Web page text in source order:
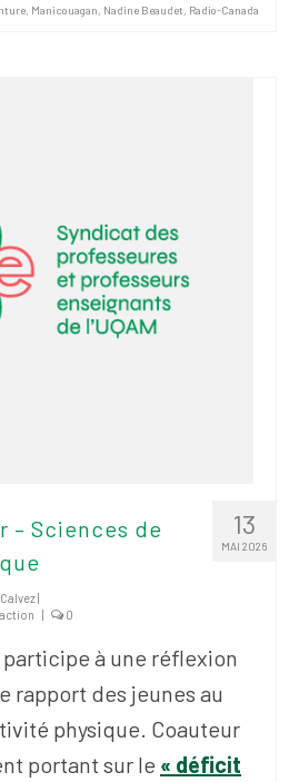
, Manicouagan, Nadine Beaudet, Radio-Canada
13
MAI 2026
– Sciences de
|
| 0
participe à une réflexion
rapport des jeunes au
physique. Coauteur
portant sur le « déficit